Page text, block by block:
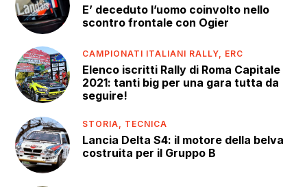
E’ deceduto l’uomo coinvolto nello
scontro frontale con Ogier
CAMPIONATI ITALIANI RALLY, ERC
Elenco iscritti Rally di Roma Capitale
2021: tanti big per una gara tutta da
seguire!
STORIA, TECNICA
Lancia Delta S4: il motore della belva
costruita per il Gruppo B